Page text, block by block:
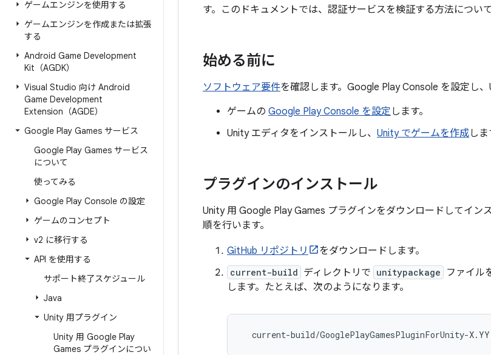
ゲームエンジンを使用する
ゲームエンジンを作成または拡張
する
Android Game Development
Kit（AGDK）
Visual Studio 向け Android
Game Development
Extension（AGDE）
Google Play Games サービス
Google Play Games サービス
について
使ってみる
Google Play Console の設定
ゲームのコンセプト
v2 に移行する
API を使用する
サポート終了スケジュール
Java
Unity 用プラグイン
Unity 用 Google Play
Games プラグインについ
す。このドキュメントでは、認証サービスを検証する方法について
始める前に
ソフトウェア要件を確認します。Google Play Console を設定し
ゲームの Google Play Console を設定 します。
Unity エディタをインストールし、 Unity でゲームを作成しま
プラグインのインストール
Unity 用 Google Play Games プラグインをダウンロードしてイン
順を行います。
GitHub リポジトリ をダウンロードします。
current-build ディレクトリで unitypackage
ファイル
します。たとえば、次のようになります。
current-build/GooglePlayGamesPluginForUnity-X. YY